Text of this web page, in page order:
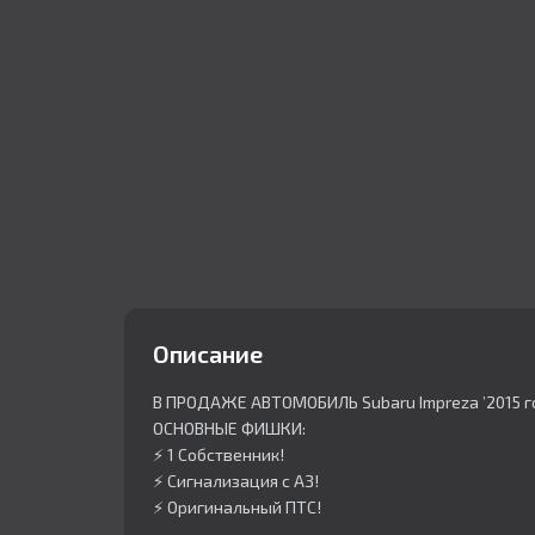
Описание
В ПРОДАЖЕ АВТОМОБИЛЬ Subaru Impreza ’2015
ОСНОВНЫЕ ФИШКИ:
⚡️ 1 Собственник!
⚡️ Сигнализация с АЗ!
⚡️ Оригинальный ПТС!